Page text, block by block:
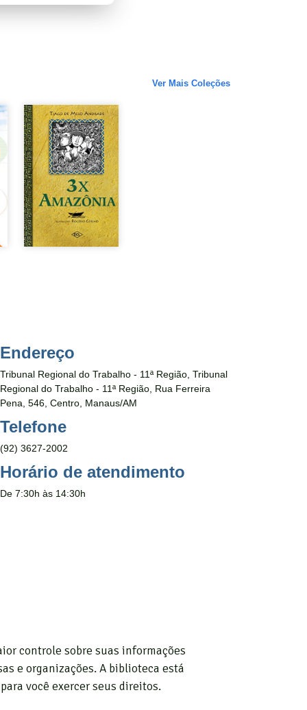
Ver Mais Coleções
Endereço
Tribunal Regional do Trabalho - 11ª Região, Tribunal
Regional do Trabalho - 11ª Região, Rua Ferreira
Pena, 546, Centro, Manaus/AM
Telefone
(92) 3627-2002
Horário de atendimento
De 7:30h às 14:30h
controle sobre suas informações
e organizações. A biblioteca está
você exercer seus direitos.